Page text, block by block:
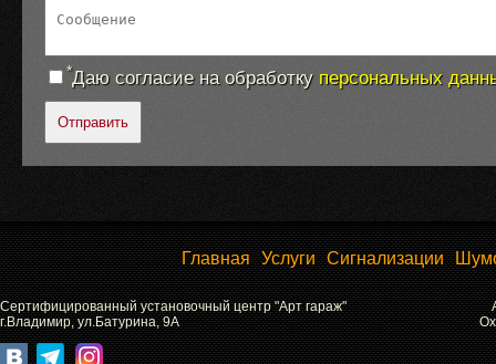
*Даю согласие на обработку персональных
Отправить
Главная Услуги Сигнализации
Сертифицированный установочный центр "Арт гараж"
г.Владимир, ул.Батурина, 9А